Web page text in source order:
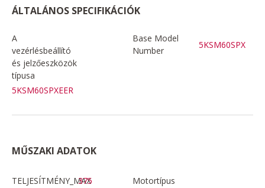
ÁLTALÁNOS SPECIFIKÁCIÓK
A
vezérlésbeállító
és jelzőeszközök
típusa
5KSM60SPXEER
Base Model
Number
5KSM60SPX
MŰSZAKI ADATOK
TELJESÍTMÉNY_MAX
375
Motortípus